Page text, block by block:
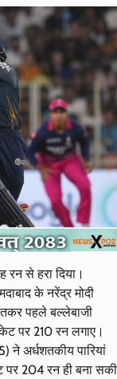
रन से हरा दिया।
के नरेंद्र मोदी
पहले बल्लेबाजी
पर 210 रन लगाए।
अर्धशतकीय पारियां
204 रन ही बना सकी